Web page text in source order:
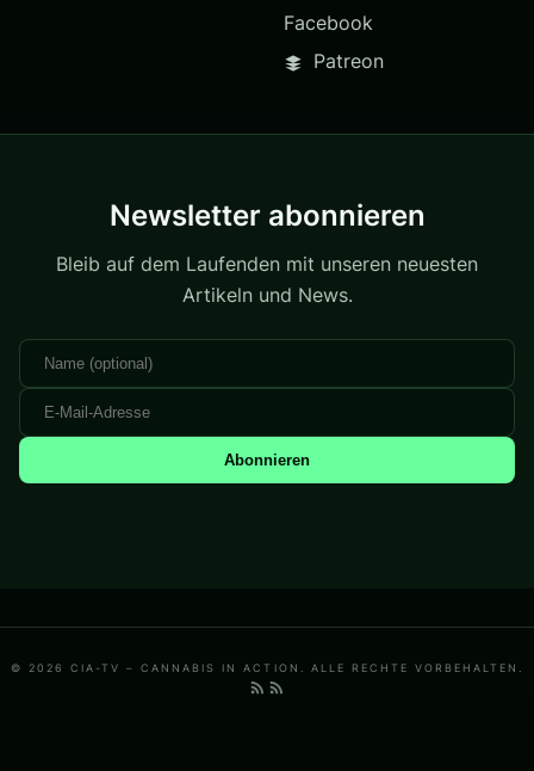
Facebook
Patreon
Newsletter abonnieren
Bleib auf dem Laufenden mit unseren neuesten
Artikeln und News.
Abonnieren
© 2026 CIA-TV – CANNABIS IN ACTION. ALLE RECHTE VORBEHALTEN.